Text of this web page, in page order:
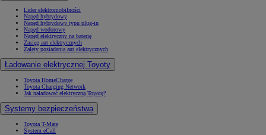
Lider elektromobilności
Napęd hybrydowy
Napęd hybrydowy typu plug-in
Napęd wodorowy
Napęd elektryczny na baterię
Zasięg aut elektrycznych
Zalety posiadania aut elektrycznych
Ładowanie elektrycznej Toyoty
Toyota HomeCharge
Toyota Charging Network
Jak naładować elektryczną Toyotę?
Systemy bezpieczeństwa
Toyota T-Mate
System eCall